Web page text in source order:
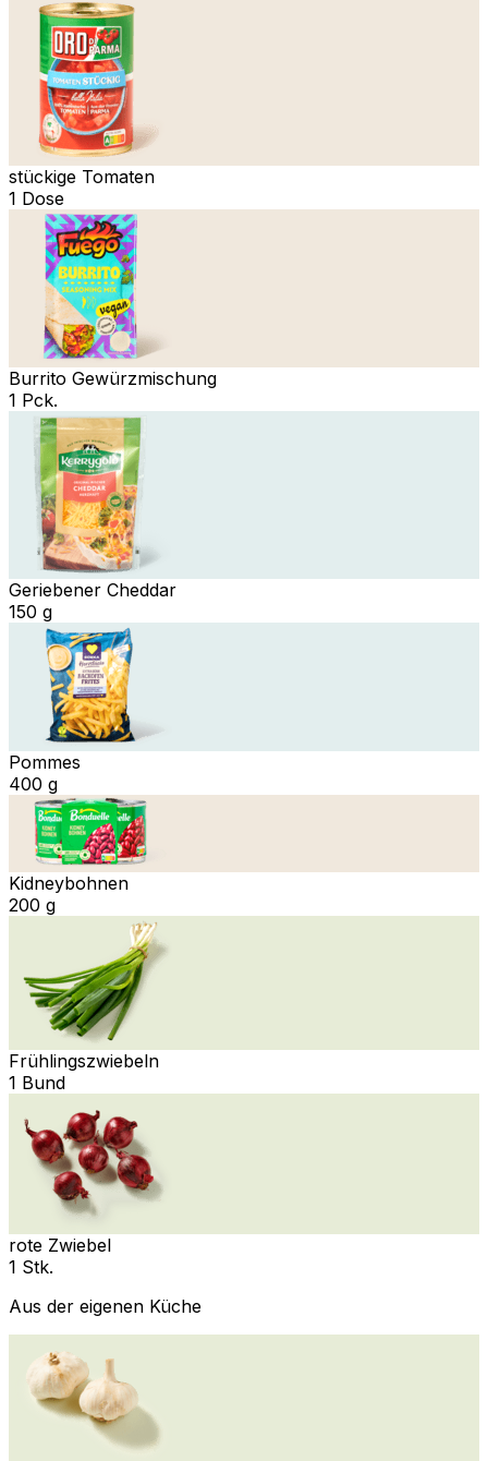
stückige Tomaten
1 Dose
Burrito Gewürzmischung
1 Pck.
Geriebener Cheddar
150 g
Pommes
400 g
Kidneybohnen
200 g
Frühlingszwiebeln
1 Bund
rote Zwiebel
1 Stk.
Aus der eigenen Küche